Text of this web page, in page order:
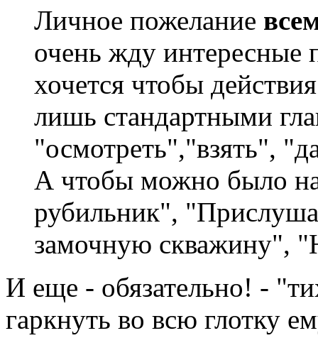
Личное пожелание
очень жду интересные
хочется чтобы
лишь стандартными
"осмотреть","взять",
А чтобы можно было
рубильник",
замочную скважину",
И еще - обязательно! -
гаркнуть во всю глотку